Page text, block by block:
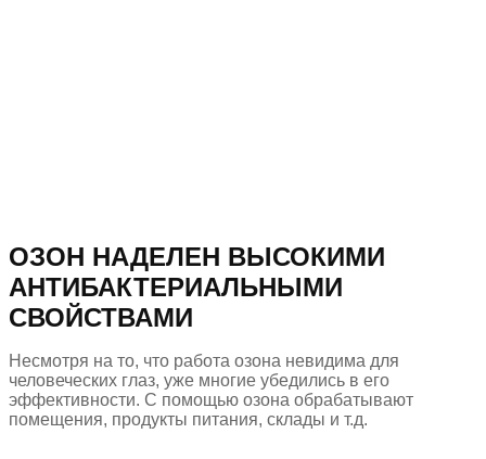
ОЗОН НАДЕЛЕН ВЫСОКИМИ
АНТИБАКТЕРИАЛЬНЫМИ
СВОЙСТВАМИ
Несмотря на то, что работа озона невидима для
человеческих глаз, уже многие убедились в его
эффективности. С помощью озона обрабатывают
помещения, продукты питания, склады и т.д.